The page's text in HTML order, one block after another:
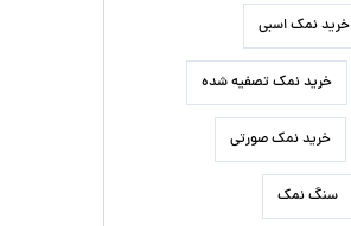
خرید نمک اسبی
خرید نمک تصفیه شده
خرید نمک صورتی
سنگ نمک